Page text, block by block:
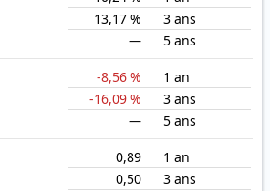
13,17 %
3 ans
—
5 ans
-8,56 %
1 an
-16,09 %
3 ans
—
5 ans
0,89
1 an
0,50
3 ans